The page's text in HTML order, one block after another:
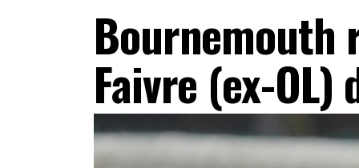
Bournemouth
Faivre (ex-